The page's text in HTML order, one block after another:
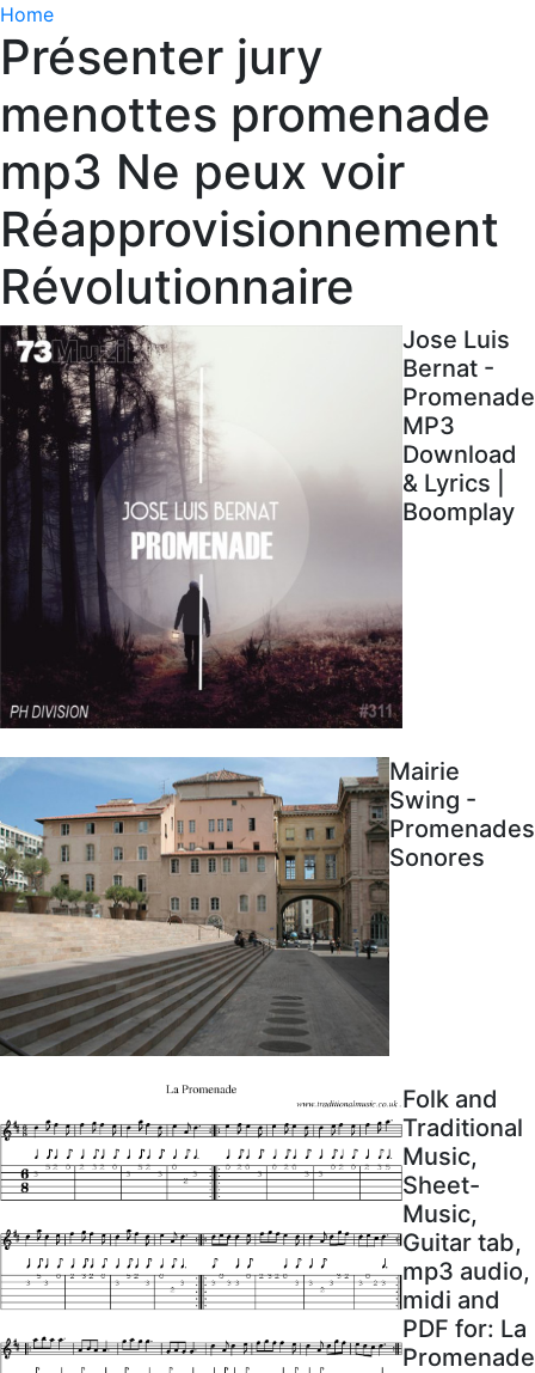
Home
Présenter jury
menottes promenade
mp3 Ne peux voir
Réapprovisionnement
Révolutionnaire
Jose Luis
Bernat -
Promenade
MP3
Download
& Lyrics |
Boomplay
Mairie
Swing -
Promenades
Sonores
Folk and
Traditional
Music,
Sheet-
Music,
Guitar tab,
mp3 audio,
midi and
PDF for: La
Promenade